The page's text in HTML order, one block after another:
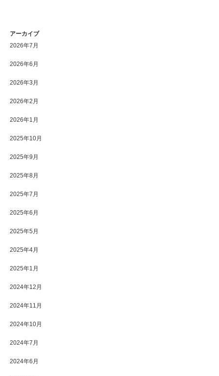
アーカイブ
2026年7月
2026年6月
2026年3月
2026年2月
2026年1月
2025年10月
2025年9月
2025年8月
2025年7月
2025年6月
2025年5月
2025年4月
2025年1月
2024年12月
2024年11月
2024年10月
2024年7月
2024年6月